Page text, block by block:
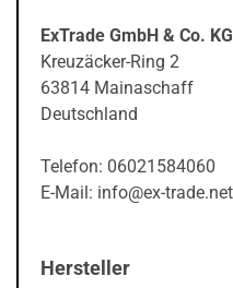
ExTrade GmbH & Co. KG
Kreuzäcker-Ring 2
63814 Mainaschaff
Deutschland
Telefon: 06021584060
E-Mail: info@ex-trade.net
Hersteller